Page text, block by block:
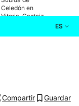
Celedón en
Vitoria-Gasteiz
ES
Compartir Guardar